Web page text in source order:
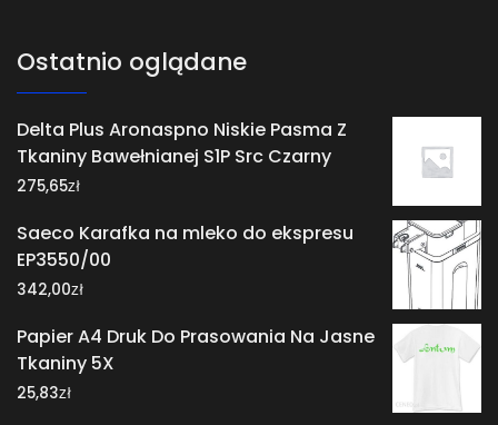
Ostatnio oglądane
Delta Plus Aronaspno Niskie Pasma Z
Tkaniny Bawełnianej S1P Src Czarny
275,65zł
Saeco Karafka na mleko do ekspresu
EP3550/00
342,00zł
Papier A4 Druk Do Prasowania Na Jasne
Tkaniny 5X
25,83zł